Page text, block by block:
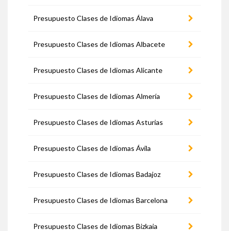
Presupuesto Clases de Idiomas Álava
Presupuesto Clases de Idiomas Albacete
Presupuesto Clases de Idiomas Alicante
Presupuesto Clases de Idiomas Almería
Presupuesto Clases de Idiomas Asturias
Presupuesto Clases de Idiomas Ávila
Presupuesto Clases de Idiomas Badajoz
Presupuesto Clases de Idiomas Barcelona
Presupuesto Clases de Idiomas Bizkaia